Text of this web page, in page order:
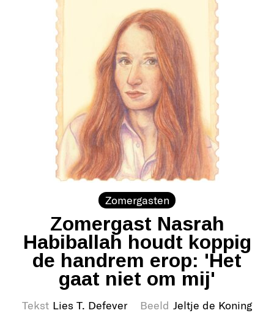
Zomergasten
Zomergast Nasrah
Habiballah houdt koppig
de handrem erop: 'Het
gaat niet om mij'
Tekst Lies T. Defever Beeld Jeltje de Koning